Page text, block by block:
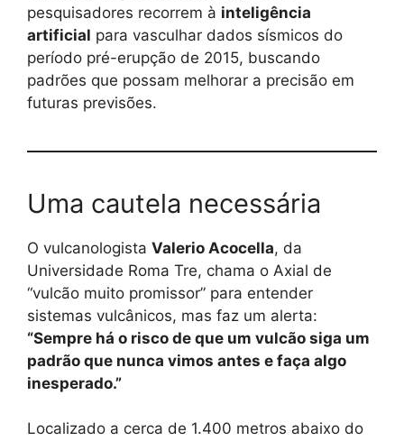
pesquisadores recorrem à inteligência
artificial para vasculhar dados sísmicos do
período pré-erupção de 2015, buscando
padrões que possam melhorar a precisão em
futuras previsões.
Uma cautela necessária
O vulcanologista Valerio Acocella, da
Universidade Roma Tre, chama o Axial de
“vulcão muito promissor” para entender
sistemas vulcânicos, mas faz um alerta:
“Sempre há o risco de que um vulcão siga um
padrão que nunca vimos antes e faça algo
inesperado.”
Localizado a cerca de 1.400 metros abaixo do